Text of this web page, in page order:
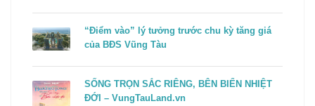
“Điểm vào” lý tưởng trước chu kỳ tăng giá
của BĐS Vũng Tàu
SỐNG TRỌN SẮC RIÊNG, BÊN BIỂN NHIỆT
ĐỚI – VungTauLand.vn